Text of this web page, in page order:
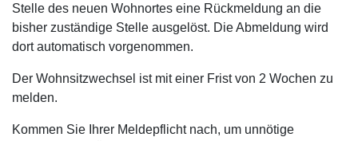
Stelle des neuen Wohnortes eine Rückmeldung an die
bisher zuständige Stelle ausgelöst. Die Abmeldung wird
dort automatisch vorgenommen.
Der Wohnsitzwechsel ist mit einer Frist von 2 Wochen zu
melden.
Kommen Sie Ihrer Meldepflicht nach, um unnötige